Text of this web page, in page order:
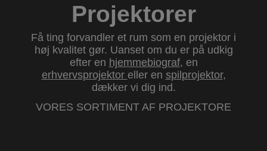
Projektorer
Få ting forvandler et rum som en projektor i
høj kvalitet gør. Uanset om du er på udkig
efter en hjemmebiograf, en
erhvervsprojektor eller en spilprojektor,
dækker vi dig ind.
VORES SORTIMENT AF PROJEKTORE